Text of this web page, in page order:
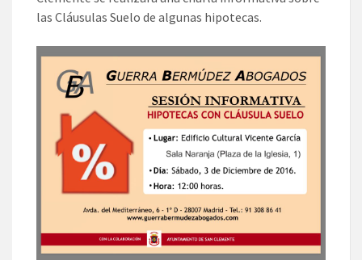
las Cláusulas Suelo de algunas hipotecas.